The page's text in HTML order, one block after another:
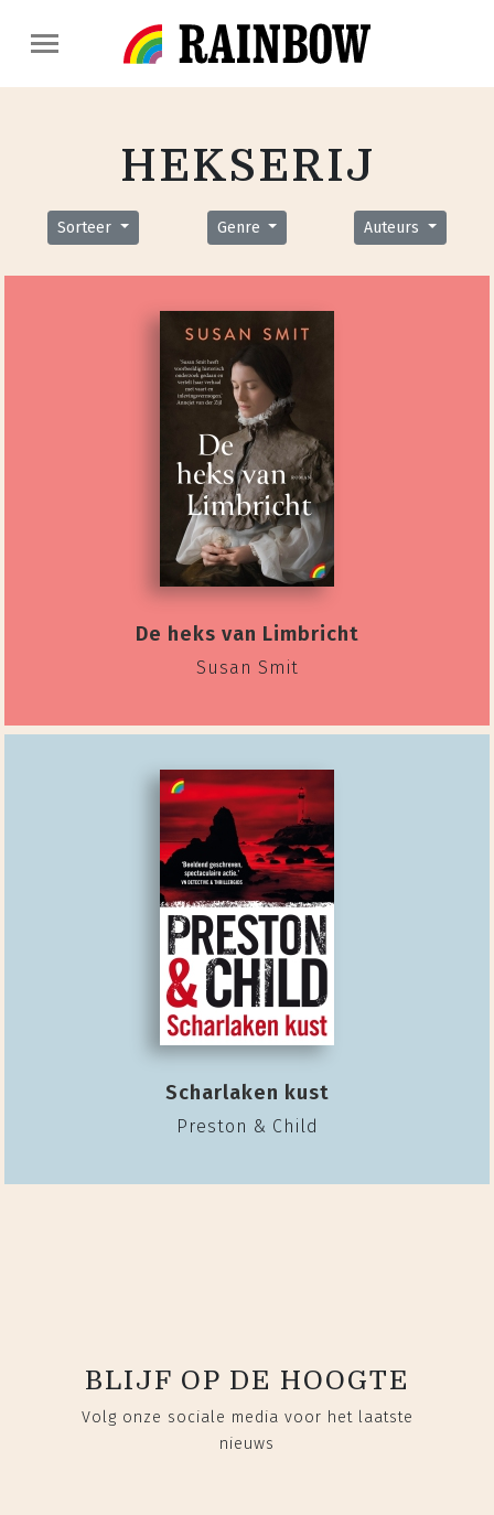
HEKSERIJ
Sorteer Genre Auteurs
De heks van Limbricht
Susan Smit
Scharlaken kust
Preston & Child
BLIJF OP DE HOOGTE
Volg onze sociale media voor het laatste
nieuws